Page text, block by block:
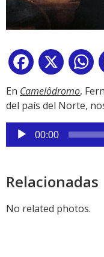
Facebook
X
En Camelôdromo,
del país del Norte,
Reproductor
de
00:00
Relacionadas
No related photos.